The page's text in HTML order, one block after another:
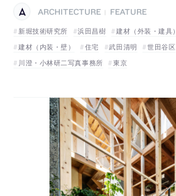
ARCHITECTURE
FEATURE
新堀技術研究所
浜田昌樹 建材（外装・建具）
建材（内装・壁）
住宅 武田清明
世田谷区
川澄・小林研二写真事務所
東京